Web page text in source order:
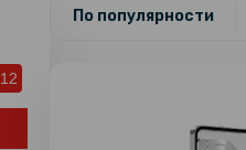
12
По популярности